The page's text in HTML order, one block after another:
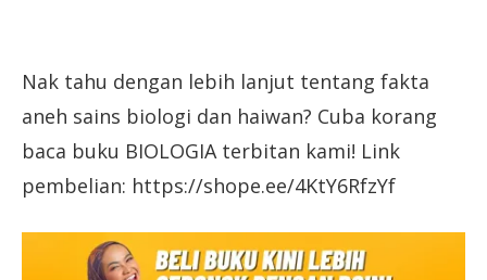
Nak tahu dengan lebih lanjut tentang fakta
aneh sains biologi dan haiwan? Cuba korang
baca buku BIOLOGIA terbitan kami! Link
pembelian: https://shope.ee/4KtY6RfzYf